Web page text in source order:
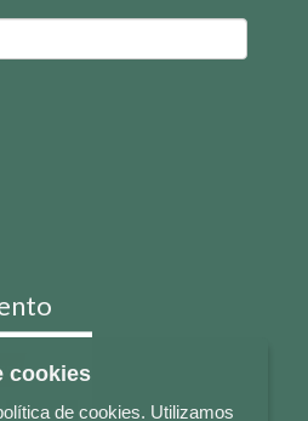
cookies
de cookies. Utilizamos